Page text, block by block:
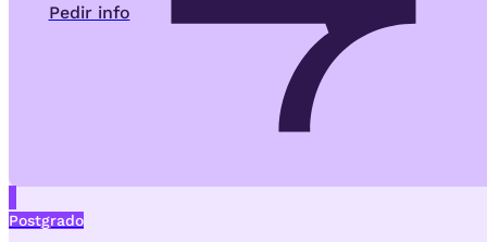
Pedir info
Postgrado